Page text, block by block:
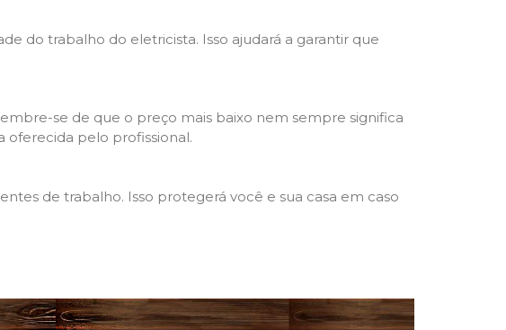
do trabalho do eletricista. Isso ajudará a garantir que
se de que o preço mais baixo nem sempre significa
oferecida pelo profissional.
de trabalho. Isso protegerá você e sua casa em caso